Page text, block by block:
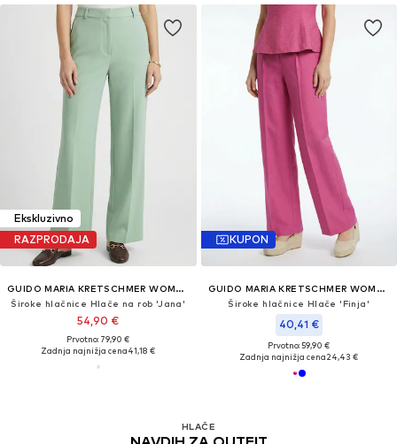
Ekskluzivno
RAZPRODAJA
GUIDO MARIA KRETSCHMER WOMEN
Široke hlačnice Hlače na rob 'Jana'
54,90 €
Prvotno: 79,90 €
Zadnja najnižja cena41,18 €
HLAČE
KUPON
GUIDO MARIA KRETSCHMER WOMEN
Široke hlačnice Hlače 'Finja'
40,41 €
Prvotno: 59,90 €
Zadnja najnižja cena24,43 €